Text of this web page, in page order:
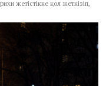
жетістікке қол жеткізіп,